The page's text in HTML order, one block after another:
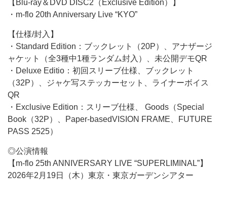
【Blu-ray＆DVD DISC2（Exclusive Edition）】
・m-flo 20th Anniversary Live “KYO”
【仕様/封入】
・Standard Edition：ブックレット（20P）、アナザージ
ャケット（全3種中1種ランダム封入）、未公開デモQR
・Deluxe Editio：初回スリーブ仕様、ブックレット
（32P）、ジャケ写ステッカーセット、ライナーボイス
QR
・Exclusive Edition：スリーブ仕様、 Goods（Special
Book（32P）、Paper-basedVISION FRAME、FUTURE
PASS 2525）
◎公演情報
【m-flo 25th ANNIVERSARY LIVE “SUPERLIMINAL”】
2026年2月19日（木）東京・東京ガーデンシアター